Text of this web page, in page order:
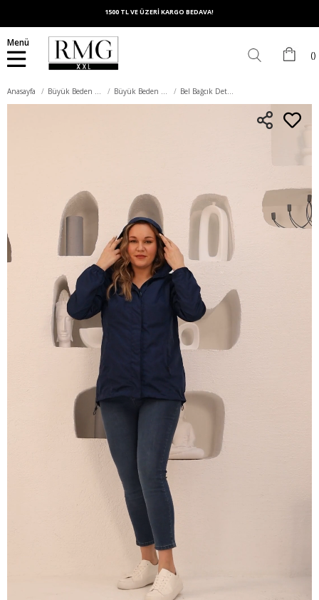
1500 TL VE ÜZERİ KARGO BEDAVA!
Menü
Anasayfa Büyük Beden Dış Giyim Büyük Beden Trençkot Bel Bağcık Detaylı Kolları Lastikli Büyük Beden Lacivert Trençkot